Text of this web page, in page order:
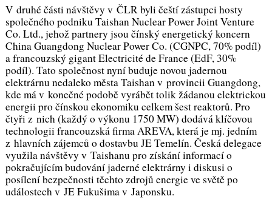
V druhé části návštěvy v ČLR byli čeští zástupci hosty
společného podniku Taishan Nuclear Power Joint Venture
Co. Ltd., jehož partnery jsou čínský energetický koncern
China Guangdong Nuclear Power Co. (CGNPC, 70% podíl)
a francouzský gigant Electricité de France (EdF, 30%
podíl). Tato společnost nyní buduje novou jadernou
elektrárnu nedaleko města Taishan v provincii Guangdong,
kde má v konečné podobě vyrábět tolik žádanou elektrickou
energii pro čínskou ekonomiku celkem šest reaktorů. Pro
čtyři z nich (každý o výkonu 1750 MW) dodává klíčovou
technologii francouzská firma AREVA, která je mj. jedním
z hlavních zájemců o dostavbu JE Temelín. Česká delegace
využila návštěvy v Taishanu pro získání informací o
pokračujícím budování jaderné elektrárny i diskusi o
posílení bezpečnosti těchto zdrojů energie ve světě po
událostech v JE Fukušima v Japonsku.